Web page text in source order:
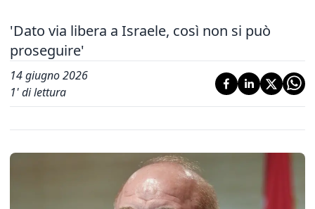
'Dato via libera a Israele, così non si può
proseguire'
14 giugno 2026
1' di lettura